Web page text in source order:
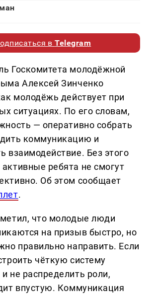
вTelegram
Госкомитета молодёжной
Алексей Зинченко
молодёжь действует при
ситуациях. По его словам,
— оперативно собрать
коммуникацию и
взаимодействие. Без этого
ребята не смогут
Об этом сообщает
.
что молодые люди
на призыв быстро, но
правильно направить. Если
чёткую систему
не распределить роли,
впустую. Коммуникация